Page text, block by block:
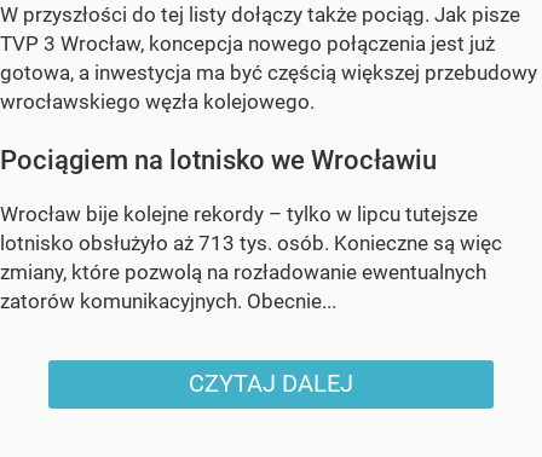
W przyszłości do tej listy dołączy także pociąg. Jak pisze
TVP 3 Wrocław, koncepcja nowego połączenia jest już
gotowa, a inwestycja ma być częścią większej przebudowy
wrocławskiego węzła kolejowego.
Pociągiem na lotnisko we Wrocławiu
Wrocław bije kolejne rekordy – tylko w lipcu tutejsze
lotnisko obsłużyło aż 713 tys. osób. Konieczne są więc
zmiany, które pozwolą na rozładowanie ewentualnych
zatorów komunikacyjnych. Obecnie...
CZYTAJ DALEJ